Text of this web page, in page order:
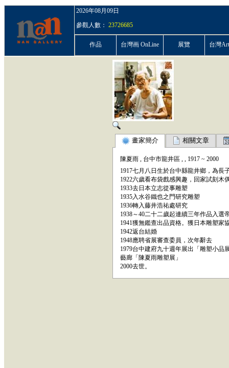
2026年08月09日
參觀人數： 23726685
作品 台灣画 OnLine 展覽 台灣
畫家簡介 相關文章
陳夏雨 , 台中市龍井區 , , 1917 ~ 2000
1917七月八日生於台中縣龍井鄉，為長
1922六歲看布袋戲感興趣，回家試刻木
1933去日本立志從事雕塑
1935入水谷鐵也之門研究雕塑
1936轉入藤井浩祐處研究
1938～40二十二歲起連續三年作品入選
1941獲無鑑查出品資格。獲日本雕塑家
1942返台結婚
1948應聘省展審查委員，次年辭去
1979台中建府九十週年展出「雕塑小品
藝廊「陳夏雨雕塑展」
2000去世。